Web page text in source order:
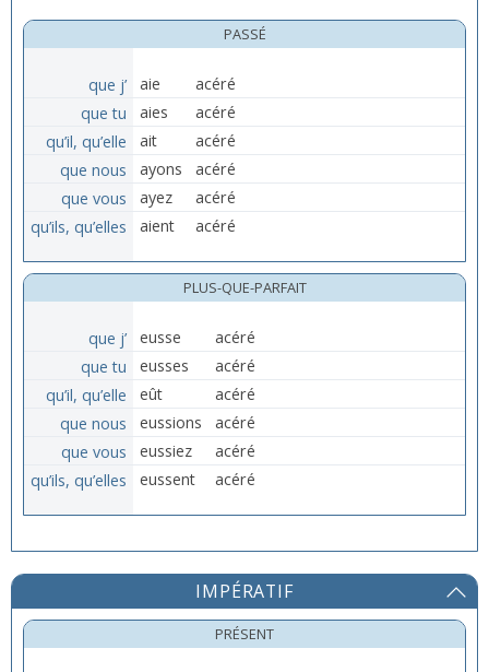
PASSÉ
que j’ aie
acéré
que tu
aies
acéré
qu’il, qu’elle
ait
acéré
que nous
ayons
acéré
que vous
ayez
acéré
qu’ils, qu’elles
aient acéré
PLUS-QUE-PARFAIT
que j’ eusse
acéré
que tu
eusses
acéré
qu’il, qu’elle
eût
acéré
que nous
eussions
acéré
que vous
eussiez
acéré
qu’ils, qu’elles
eussent acéré
IMPÉRATIF
PRÉSENT